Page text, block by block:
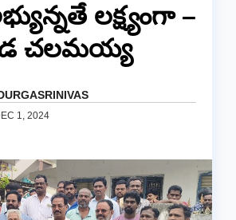
లక్ష్యంగా –
చలమయ్య
1, 2024